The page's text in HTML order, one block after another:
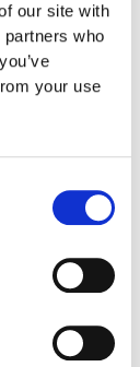
our site with
who
your use
tilEmmelev A/S
taget i
den